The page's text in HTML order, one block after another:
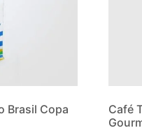
Brasil Copa
Café